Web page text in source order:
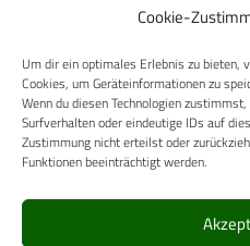
Cookie-
Um dir ein optimales Erlebnis zu bieten,
Cookies, um Geräteinformationen zu
Wenn du diesen Technologien
Surfverhalten oder eindeutige IDs auf
Zustimmung nicht erteilst oder
Funktionen beeinträchtigt werden.
RECHTLICHES
Datenschutzerklärung
Cookie-Richtlinie (EU)